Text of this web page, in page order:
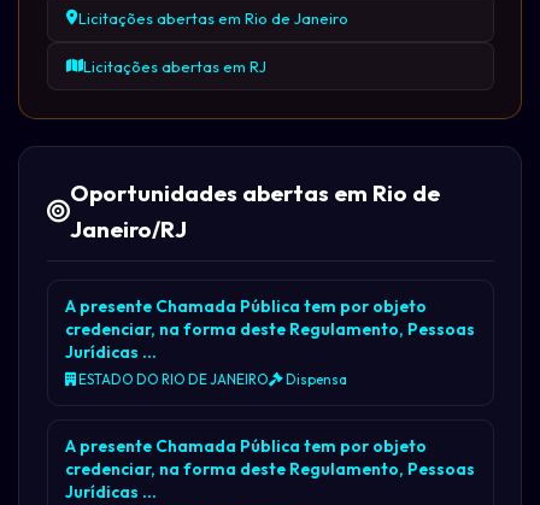
Licitações abertas em Rio de Janeiro
Licitações abertas em RJ
Oportunidades abertas em Rio de
Janeiro/RJ
A presente Chamada Pública tem por objeto
credenciar, na forma deste Regulamento, Pessoas
Jurídicas …
ESTADO DO RIO DE JANEIRO Dispensa
A presente Chamada Pública tem por objeto
credenciar, na forma deste Regulamento, Pessoas
Jurídicas …